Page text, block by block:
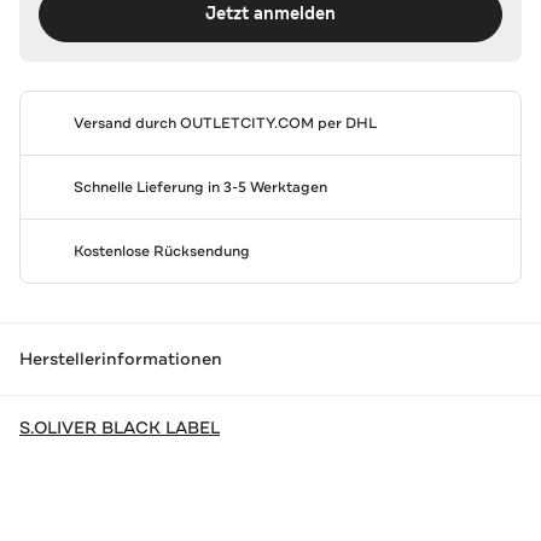
Jetzt anmelden
Versand durchOUTLETCITY.COM per DHL
Schnelle Lieferung in 3-5 Werktagen
Kostenlose Rücksendung
Herstellerinformationen
S.OLIVER BLACK LABEL